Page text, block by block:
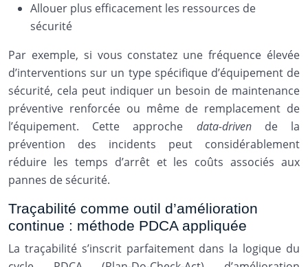
Allouer plus efficacement les ressources de
sécurité
Par exemple, si vous constatez une fréquence élevée
d’interventions sur un type spécifique d’équipement de
sécurité, cela peut indiquer un besoin de maintenance
préventive renforcée ou même de remplacement de
l’équipement. Cette approche data-driven de la
prévention des incidents peut considérablement
réduire les temps d’arrêt et les coûts associés aux
pannes de sécurité.
Traçabilité comme outil d’amélioration
continue : méthode PDCA appliquée
La traçabilité s’inscrit parfaitement dans la logique du